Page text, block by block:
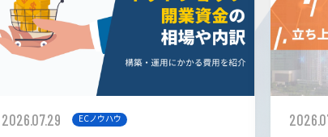
2026.07.29 ECノウハウ